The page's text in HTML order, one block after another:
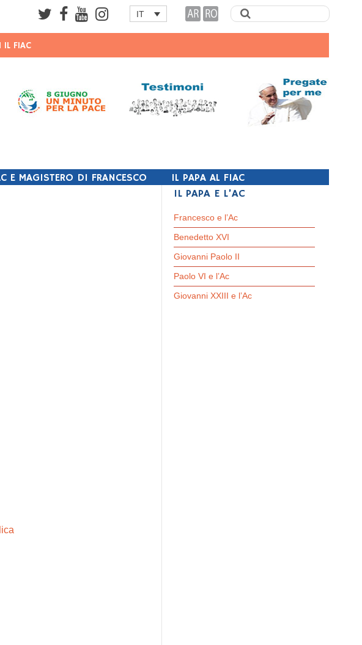
IT
IL FIAC
E MAGISTERO DI FRANCESCO IL PAPA AL FIAC
IL PAPA E L’AC
Francesco e l’Ac
Benedetto XVI
Giovanni Paolo II
Paolo VI e l’Ac
Giovanni XXIII e l’Ac